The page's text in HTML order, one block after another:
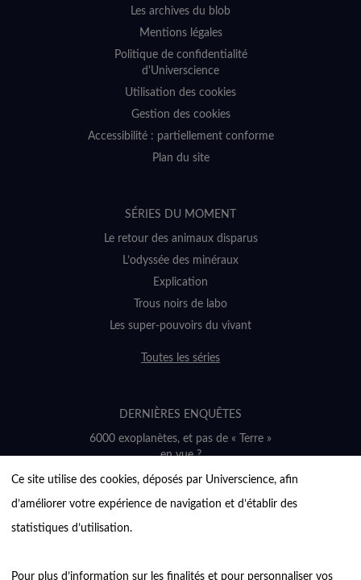
Ce site utilise des cookies, déposés par Universcience, afin
d’améliorer votre expérience de navigation et d’établir des
statistiques d’utilisation.
Pour plus d’information sur les finalités et pour personnaliser vos
Les archives du blob
Mentions légales
Politique de confidentialité
d'Universcience
Utilisation des cookies
Gestion des cookies
Accessibilité : partiellement conforme
Plan du site
SÉRIES DU MOMENT
Le retour des animaux disparus
L’odyssée des minéraux
Explication
Trous noirs de labo
Les super-pouvoirs du vivant
Toutes les séries
DERNIÈRES ENQUÊTES
6000 exoplanètes, et pas de « Terre »
en vue ?
Quel avenir pour les cryptos ?
Un loup préhistorique ressuscité ? La
Évaluer l’intelligence humaine : un vrai